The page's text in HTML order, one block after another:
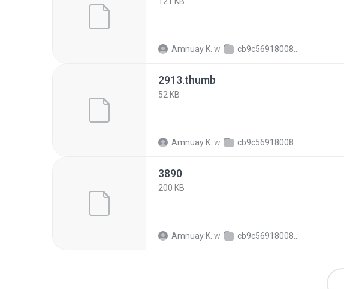
Amnuay K. w cb9c56918008c154c6e6c45f2b23b86b5
2913.thumb
52 KB
Amnuay K. w cb9c56918008c154c6e6c45f2b23b86b5
3890
200 KB
Amnuay K. w cb9c56918008c154c6e6c45f2b23b86b5